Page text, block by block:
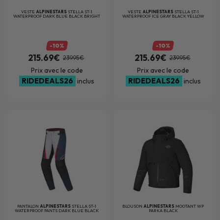
VESTE ALPINESTARS STELLA ST-1
WATERPROOF DARK BLUE BLACK BRIGHT
-10%
215.69€ 239.95€
Prix avec le code
RIDEDEALS26 inclus
VESTE ALPINESTARS STELLA ST-1
WATERPROOF ICE GRAY BLACK YELLOW
-10%
215.69€ 239.95€
Prix avec le code
RIDEDEALS26 inclus
PANTALON ALPINESTARS STELLA ST-1
WATERPROOF PANTS DARK BLUE BLACK
BLOUSON ALPINESTARS MOOTANT WP
PARKA BLACK